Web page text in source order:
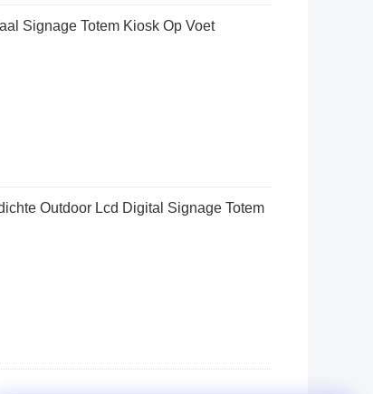
Signage Totem Kiosk Op Voet
Outdoor Lcd Digital Signage Totem